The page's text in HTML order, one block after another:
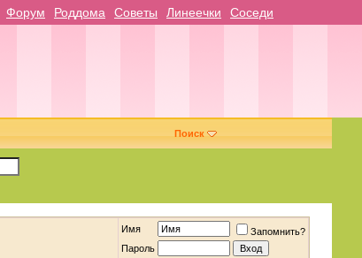
Форум Роддома Советы Линеечки Соседи
Поиск
Имя
Запомнить?
Пароль